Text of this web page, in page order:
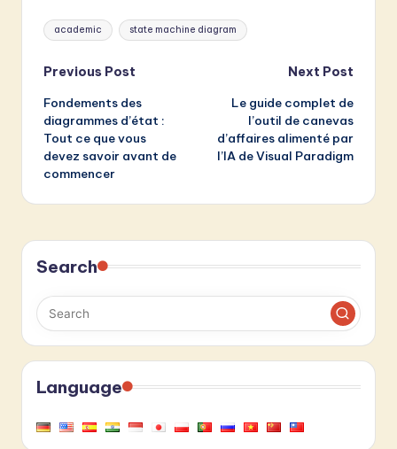
Tags:
academic state machine diagram
Post
navigation
Previous Post
Fondements des
diagrammes d’état :
Tout ce que vous
devez savoir avant de
commencer
Next Post
Le guide complet de
l’outil de canevas
d’affaires alimenté par
l’IA de Visual Paradigm
Search
Language